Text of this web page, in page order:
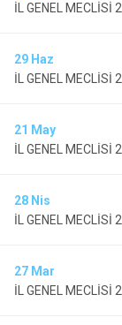
İL GENEL MECLİSİ
29 Haz
İL GENEL MECLİSİ
21 May
İL GENEL MECLİSİ
28 Nis
İL GENEL MECLİSİ
27 Mar
İL GENEL MECLİSİ